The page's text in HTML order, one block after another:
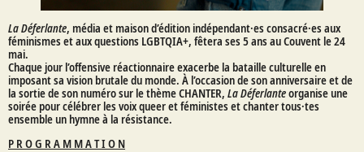
La Déferlante, média et maison d’édition indépendant·es consacré·es aux
féminismes et aux questions LGBTQIA+, fêtera ses 5 ans au Couvent le 24
mai.
Chaque jour l’offensive réactionnaire exacerbe la bataille culturelle en
imposant sa vision brutale du monde. À l’occasion de son anniversaire et de
la sortie de son numéro sur le thème CHANTER, La Déferlanteorganise une
soirée pour célébrer les voix queer et féministes et chanter tous·tes
ensemble un hymne à la résistance.
P R O G R A M M A T I O N